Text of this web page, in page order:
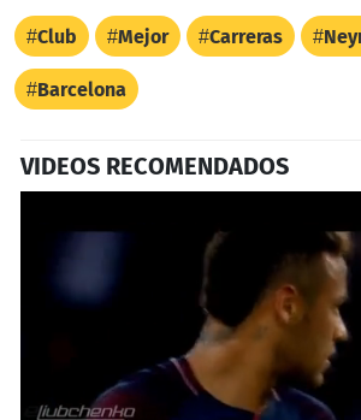
Club Mejor Carreras
Barcelona
VIDEOS RECOMENDADOS